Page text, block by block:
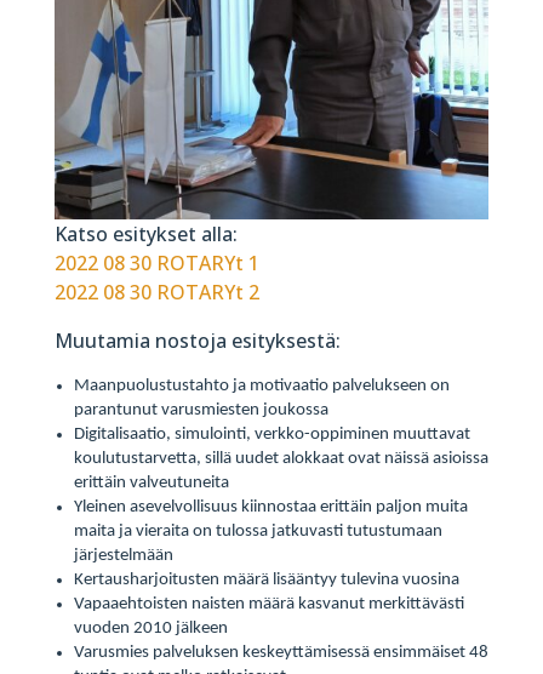
Katso esitykset alla:
2022 08 30 ROTARYt 1
2022 08 30 ROTARYt 2
Muutamia nostoja esityksestä:
Maanpuolustustahto ja motivaatio palvelukseen on
parantunut varusmiesten joukossa
Digitalisaatio, simulointi, verkko-oppiminen muuttavat
koulutustarvetta, sillä uudet alokkaat ovat näissä asioissa
erittäin valveutuneita
Yleinen asevelvollisuus kiinnostaa erittäin paljon muita
maita ja vieraita on tulossa jatkuvasti tutustumaan
järjestelmään
Kertausharjoitusten määrä lisääntyy tulevina vuosina
Vapaaehtoisten naisten määrä kasvanut merkittävästi
vuoden 2010 jälkeen
Varusmies palveluksen keskeyttämisessä ensimmäiset 48